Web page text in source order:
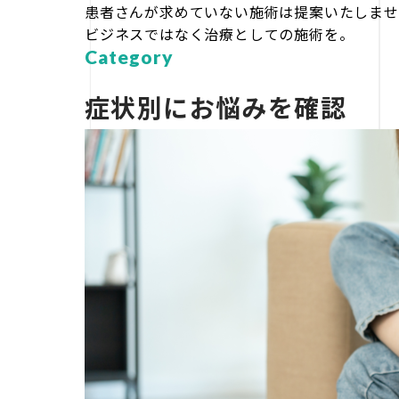
患者さんが求めていない施術は提案いたしま
ビジネスではなく治療としての施術を。
Category
症状別にお悩みを確認